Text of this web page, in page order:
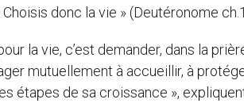
donc la vie » (Deutéronome
la vie, c’est demander, dans la
mutuellement à accueillir, à
étapes de sa croissance »,